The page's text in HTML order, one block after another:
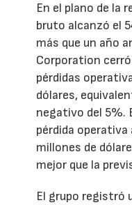
En el plano de la
bruto alcanzó el
más que un año
Corporation
pérdidas
dólares,
negativo del 5%.
pérdida
millones de
mejor que la
El grupo registró